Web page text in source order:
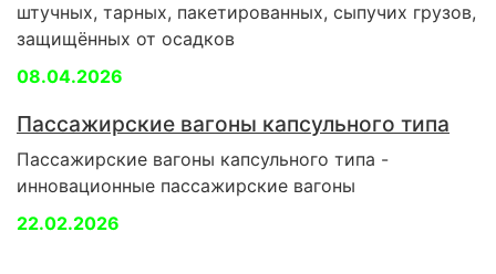
штучных, тарных, пакетированных, сыпучих грузов,
защищённых от осадков
08.04.2026
Пассажирские вагоны капсульного типа
Пассажирские вагоны капсульного типа -
инновационные пассажирские вагоны
22.02.2026